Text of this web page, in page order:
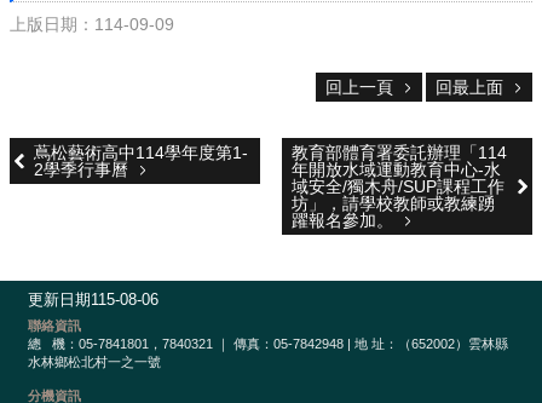
校
主
選
識
本
校
上版日期：114-09-09
回上一頁 回最上面
蔦松藝術高中114學年度第1-
2學季行事曆
教育部體育署委託辦理「114
年開放水域運動教育中心-水
域安全/獨木舟/SUP課程工作
坊」，請學校教師或教練踴
躍報名參加。
更新日期115-08-06
聯絡資訊
總
機：05-7841801，7840321 ｜ 傳真：05-7842948 | 地 址：（652002）雲林縣
水林鄉松北村一之一號
分機資訊